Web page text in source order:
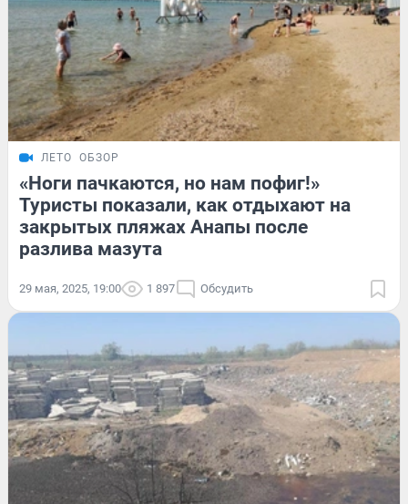
ЛЕТО ОБЗОР
«Ноги пачкаются, но нам пофиг!»
Туристы показали, как отдыхают на
закрытых пляжах Анапы после
разлива мазута
29 мая, 2025, 19:00 1 897 Обсудить